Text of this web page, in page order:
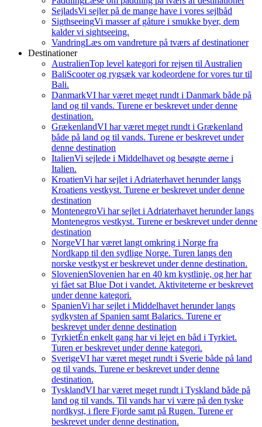
SejladsVi sejler på de mange have i vores sejlbåd
SigthseeingVi masser af gåture i smukke byer, dem
kalder vi sightseeing.
VandringLæs om vandreture på tværs af destinationer
Destinationer
AustralienTop level kategori for rejsen til Australien
BaliScooter og rygsæk var kodeordene for vores tur til
Bali.
DanmarkVI har været meget rundt i Danmark både på
land og til vands. Turene er beskrevet under denne
destination.
GrækenlandVI har været meget rundt i Grækenland
både på land og til vands. Turene er beskrevet under
denne destination
ItalienVi sejlede i Middelhavet og besøgte øerne i
Italien.
KroatienVi har sejlet i Adriaterhavet herunder langs
Kroatiens vestkyst. Turene er beskrevet under denne
destination
MontenegroVi har sejlet i Adriaterhavet herunder langs
Montenegros vestkyst. Turene er beskrevet under denne
destination
NorgeVI har været langt omkring i Norge fra
Nordkapp til den sydlige Norge. Turen langs den
norske vestkyst er beskrevet under denne destination.
SlovenienSlovenien har en 40 km kystlinje, og her har
vi fået sat Blue Dot i vandet. Aktiviteterne er beskrevet
under denne kategori.
SpanienVi har sejlet i Middelhavet herunder langs
sydkysten af Spanien samt Balarics. Turene er
beskrevet under denne destination
TyrkietÉn enkelt gang har vi lejet en båd i Tyrkiet.
Turen er beskrevet under denne kategori.
SverigeVI har været meget rundt i Sverie både på land
og til vands. Turene er beskrevet under denne
destination.
TysklandVI har været meget rundt i Tyskland både på
land og til vands. Til vands har vi være på den tyske
nordkyst, i flere Fjorde samt på Rugen. Turene er
beskrevet under denne destination.